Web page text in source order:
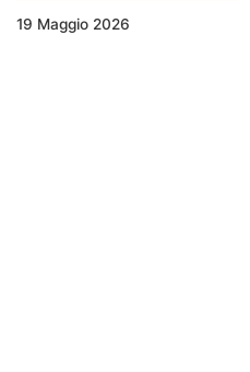
19 Maggio 2026